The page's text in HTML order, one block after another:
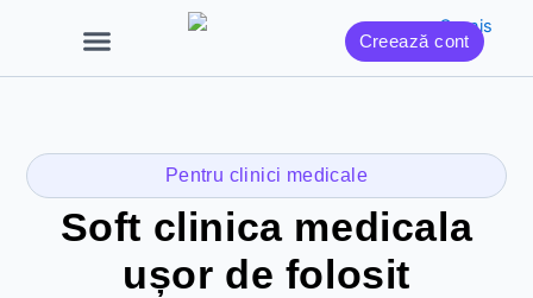
Creează cont
Pentru clinici medicale
Soft clinica medicala
ușor de folosit